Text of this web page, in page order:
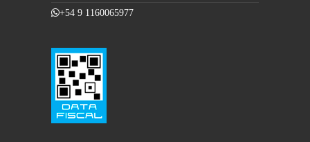
+54 9 1160065977